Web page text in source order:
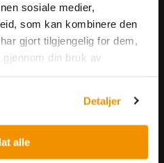
sosiale medier,
som kan kombinere den
gjort tilgjengelig for dem,
din bruk av
Detaljer
alle